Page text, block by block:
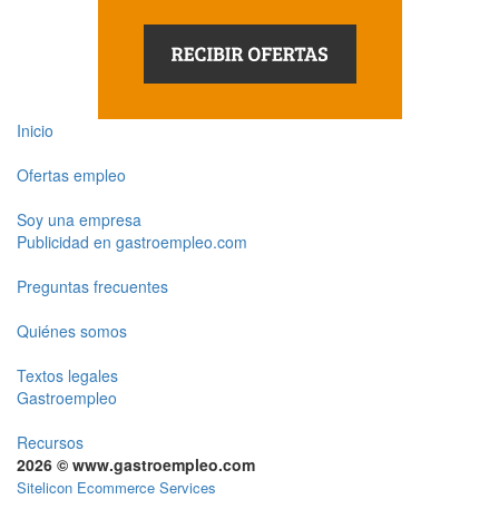
Inicio
Ofertas empleo
Soy una empresa
Publicidad en gastroempleo.com
Preguntas frecuentes
Quiénes somos
Textos legales
Gastroempleo
Recursos
2026 © www.gastroempleo.com
Sitelicon Ecommerce Services